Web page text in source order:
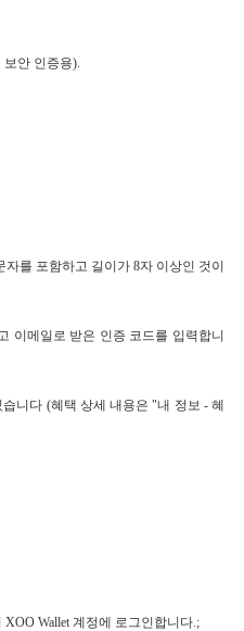
안 인증용).
를 포함하고 길이가 8자 이상인 것이
이메일로 받은 인증 코드를 입력합니
니다 (혜택 상세 내용은 "내 정보 - 혜
Wallet 계정에 로그인합니다.;